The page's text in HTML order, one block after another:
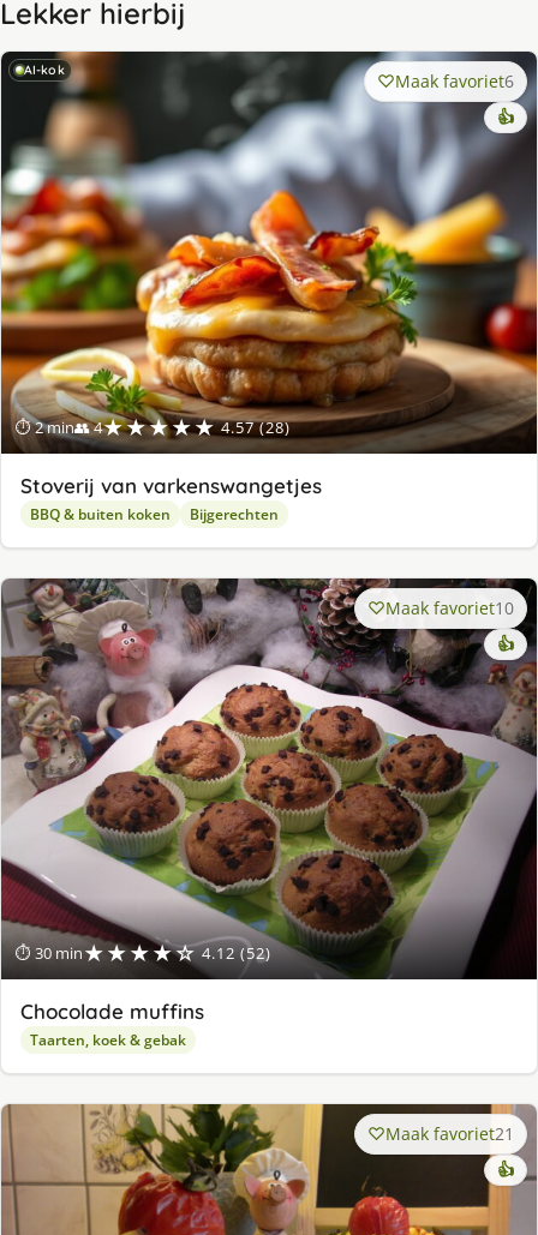
Lekker hierbij
AI-kok
⏱ 2 min👥 4★★★★★ 4.57 (28)
Maak favoriet6
👍
Stoverij van varkenswangetjes
BBQ & buiten koken Bijgerechten
⏱ 30 min★★★★☆ 4.12 (52)
Maak favoriet10
👍
Chocolade muffins
Taarten, koek & gebak
Maak favoriet21
👍